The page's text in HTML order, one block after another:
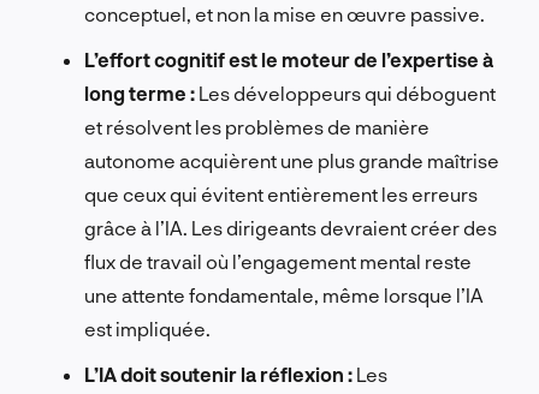
conceptuel, et non la mise en œuvre passive.
L’effort cognitif est le moteur de l’expertise à
long terme : Les développeurs qui déboguent
et résolvent les problèmes de manière
autonome acquièrent une plus grande maîtrise
que ceux qui évitent entièrement les erreurs
grâce à l’IA. Les dirigeants devraient créer des
flux de travail où l’engagement mental reste
une attente fondamentale, même lorsque l’IA
est impliquée.
L’IA doit soutenir la réflexion : Les